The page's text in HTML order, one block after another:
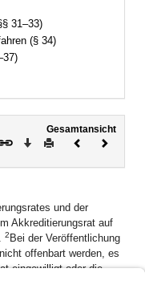
31–33)
(§ 34)
Gesamtansicht
Download
DruckenVorheriges
und der
Akkreditierungsrat auf
2 Bei der Veröffentlichung
offenbart werden, es
eingewilligt oder die
Person ist nicht